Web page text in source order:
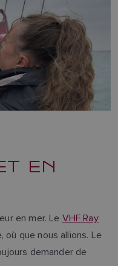
EN
en mer. Le VHF Ray
que nous allions. Le
demander de